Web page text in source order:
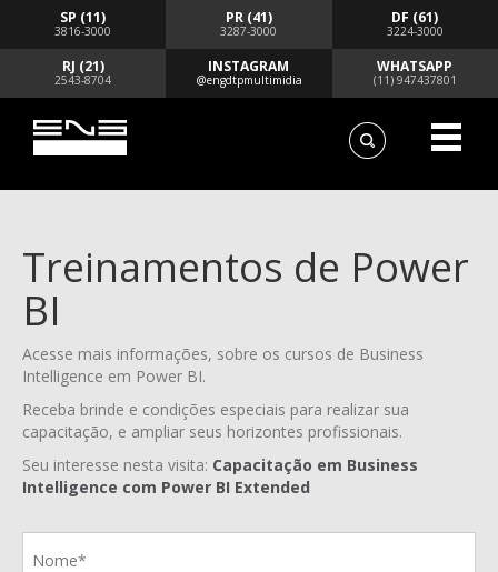
SP (11)
3816-3000
PR (41)
3287-3000
DF (61)
3224-3000
RJ (21)
2543-8704
INSTAGRAM
@engdtpmultimidia
WHATSAPP
(11) 947437801
Treinamentos de Power
BI
Acesse mais informações, sobre os cursos de Business
Intelligence em Power BI.
Receba brinde e condições especiais para realizar sua
capacitação, e ampliar seus horizontes profissionais.
Seu interesse nesta visita: Capacitação em Business
Intelligence com Power BI Extended